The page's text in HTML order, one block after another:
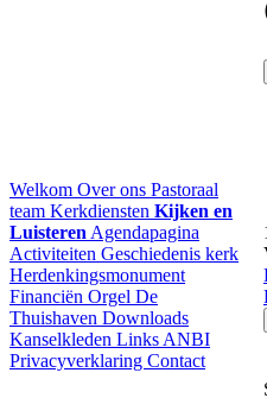
Welkom Over ons Pastoraal
team Kerkdiensten Kijken en
Luisteren Agendapagina
Activiteiten Geschiedenis kerk
Herdenkingsmonument
Financiën Orgel De
Thuishaven Downloads
Kanselkleden Links ANBI
Privacyverklaring Contact